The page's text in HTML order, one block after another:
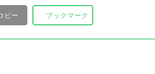
ピー ブックマーク